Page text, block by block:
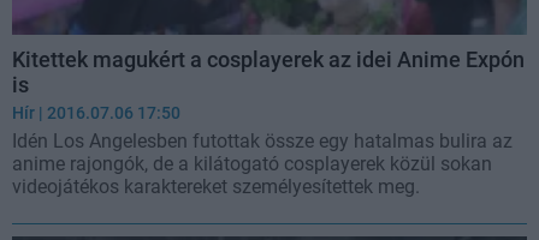
Kitettek magukért a cosplayerek az idei Anime Expón
is
Hír | 2016.07.06 17:50
Idén Los Angelesben futottak össze egy hatalmas bulira az
anime rajongók, de a kilátogató cosplayerek közül sokan
videojátékos karaktereket személyesítettek meg.